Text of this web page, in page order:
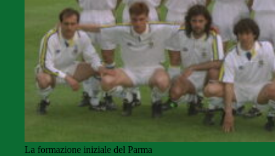
La formazione iniziale del Parma